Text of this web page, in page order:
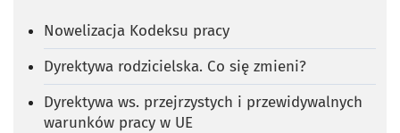
Nowelizacja Kodeksu pracy
Dyrektywa rodzicielska. Co się zmieni?
Dyrektywa ws. przejrzystych i przewidywalnych
warunków pracy w UE